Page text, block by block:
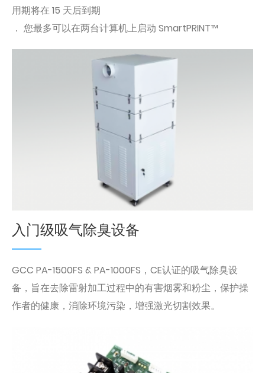
用期将在 15 天后到期
． 您最多可以在两台计算机上启动 SmartPRINT™
入门级吸气除臭设备
GCC PA-1500FS & PA-1000FS，CE认证的吸气除臭设
备，旨在去除雷射加工过程中的有害烟雾和粉尘，保护操
作者的健康，消除环境污染，增强激光切割效果。